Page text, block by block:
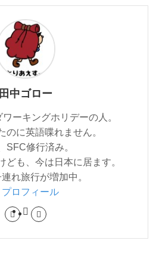
田中ゴロー
ーキングホリデーの人。
のに英語喋れません。
SFC修行済み。
ども、今は日本に居ます。
れ旅行が増加中。
プロフィール